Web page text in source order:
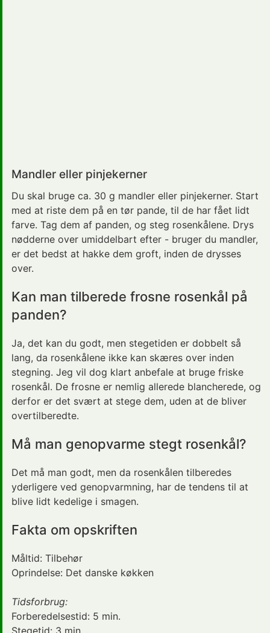
Mandler eller pinjekerner
Du skal bruge ca. 30 g mandler eller pinjekerner. Start
med at riste dem på en tør pande, til de har fået lidt
farve. Tag dem af panden, og steg rosenkålene. Drys
nødderne over umiddelbart efter - bruger du mandler,
er det bedst at hakke dem groft, inden de drysses
over.
Kan man tilberede frosne rosenkål på
panden?
Ja, det kan du godt, men stegetiden er dobbelt så
lang, da rosenkålene ikke kan skæres over inden
stegning. Jeg vil dog klart anbefale at bruge friske
rosenkål. De frosne er nemlig allerede blancherede, og
derfor er det svært at stege dem, uden at de bliver
overtilberedte.
Må man genopvarme stegt rosenkål?
Det må man godt, men da rosenkålen tilberedes
yderligere ved genopvarmning, har de tendens til at
blive lidt kedelige i smagen.
Fakta om opskriften
Måltid: Tilbehør
Oprindelse: Det danske køkken
Tidsforbrug:
Forberedelsestid: 5 min.
Stegetid: 3 min.